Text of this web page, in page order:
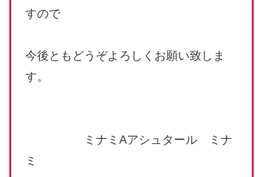
すので
今後ともどうぞよろしくお願い致しま
す。
ミナミAアシュタール ミナ
ミ